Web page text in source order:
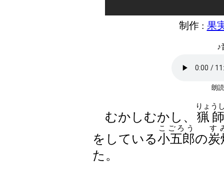
制作 : 果
♪
朗
むかしむかし、 猟師
りょう
をしている小五郎
こごろう
の炭
す
た。